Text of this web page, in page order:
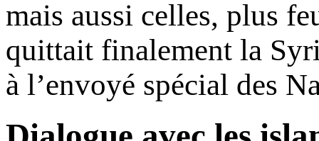
mais aussi celles, plus
quittait finalement la
à l’envoyé spécial des